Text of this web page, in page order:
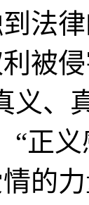
法
被
义、
“正
的